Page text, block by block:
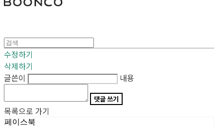
수정하기
삭제하기
글쓴이
내용
댓글 쓰기
목록으로 가기
페이스북